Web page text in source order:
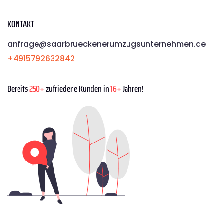
KONTAKT
anfrage@saarbrueckenerumzugsunternehmen.de
+4915792632842
Bereits250+zufriedene Kunden in16+Jahren!